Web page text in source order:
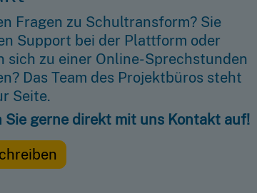
Fragen zu Schultransform? Sie
Support bei der Plattform oder
sich zu einer Online-Sprechstunden
Das Team des Projektbüros steht
Seite.
Sie gerne direkt mit uns Kontakt auf!